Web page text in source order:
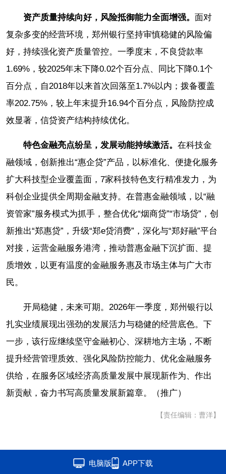
资产质量持续向好，风险抵御能力全面增强。 面对
复杂多变的经营环境，郑州银行坚持审慎稳健的风险偏
好，持续强化资产质量管控。一季度末，不良贷款率
1.69%，较2025年末下降0.02个百分点、同比下降0.1个
百分点，自2018年以来首次回落至1.7%以内；拨备覆盖
率202.75%，较上年末提升16.94个百分点，风险防控成
效显著，信贷资产结构持续优化。
特色金融亮点纷呈，发展动能持续激活。 在科技金
融领域，创新推出“惠企贷”产品，以标准化、便捷化服务
扩大科技型企业覆盖面，7家科技特色支行精准发力，为
科创企业提供全周期金融支持。在普惠金融领域，以“融
资管家”服务模式为抓手，整合优化“烟商贷”“市场贷”，创
新推出“郑惠贷”，升级“郑e贷消费”，深化与“郑好融”平台
对接，运营金融服务港湾，推动普惠金融下沉扩面、提
质增效，以更有温度的金融服务惠及市场主体与广大市
民。
开局稳健，未来可期。2026年一季度，郑州银行以
扎实业绩展现出强劲的发展活力与稳健的经营底色。下
一步，该行应继续坚守金融初心、深耕地方主场，不断
提升经营管理质效、强化风险防控能力、优化金融服务
供给，在服务区域经济高质量发展中展现新作为、作出
新贡献，奋力书写高质量发展新篇章。（推广）
【责任编辑：曹洋】
电脑版 APP下载